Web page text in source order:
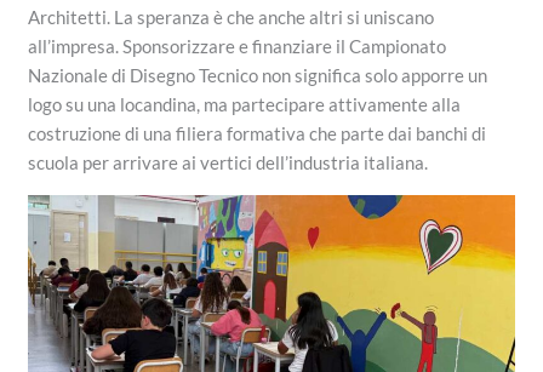
Architetti. La speranza è che anche altri si uniscano
all’impresa. Sponsorizzare e finanziare il Campionato
Nazionale di Disegno Tecnico non significa solo apporre un
logo su una locandina, ma partecipare attivamente alla
costruzione di una filiera formativa che parte dai banchi di
scuola per arrivare ai vertici dell’industria italiana.